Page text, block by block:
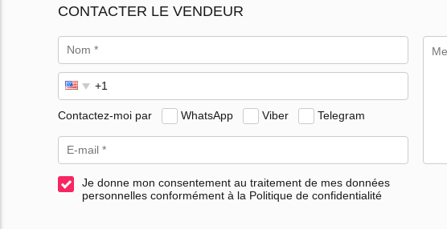
CONTACTER LE VENDEUR
Contactez-moi par WhatsApp Viber Telegram
Je donne mon consentement au traitement de mes données
personnelles conformément à la Politique de confidentialité